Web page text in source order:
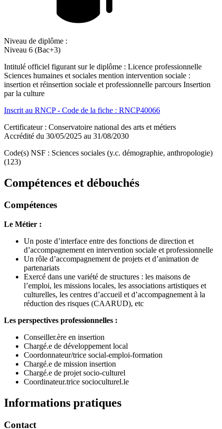
Niveau de diplôme :
Niveau 6 (Bac+3)
Intitulé officiel figurant sur le diplôme : Licence professionnelle
Sciences humaines et sociales mention intervention sociale :
insertion et réinsertion sociale et professionnelle parcours Insertion
par la culture
Inscrit au RNCP - Code de la fiche : RNCP40066
Certificateur : Conservatoire national des arts et métiers
Accrédité du 30/05/2025 au 31/08/2030
Code(s) NSF : Sciences sociales (y.c. démographie, anthropologie)
(123)
Compétences et débouchés
Compétences
Le Métier :
Un poste d’interface entre des fonctions de direction et
d’accompagnement en intervention sociale et professionnelle
Un rôle d’accompagnement de projets et d’animation de
partenariats
Exercé dans une variété de structures : les maisons de
l’emploi, les missions locales, les associations artistiques et
culturelles, les centres d’accueil et d’accompagnement à la
réduction des risques (CAARUD), etc
Les perspectives professionnelles :
Conseiller.ère en insertion
Chargé.e de développement local
Coordonnateur/trice social-emploi-formation
Chargé.e de mission insertion
Chargé.e de projet socio-culturel
Coordinateur.trice socioculturel.le
Informations pratiques
Contact